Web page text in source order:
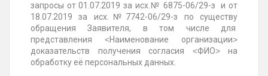
запросы от 01.07.2019 за исх.№ 6875-06/29-з и от
18.07.2019 за исх.№7742-06/29-з по существу
обращения Заявителя, в том числе для
представления ˂Наименование организации˃
доказательств получения согласия ˂ФИО˃ на
обработку её персональных данных.